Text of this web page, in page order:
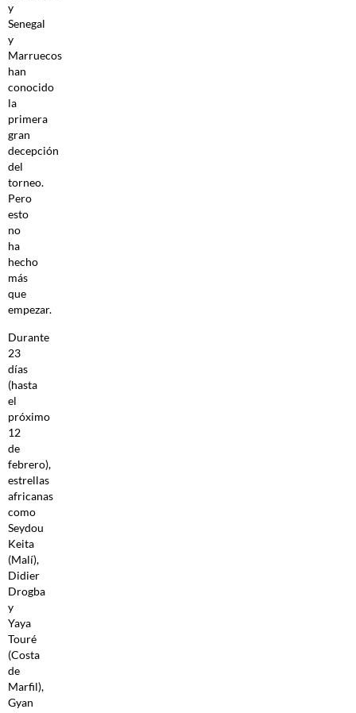
y
Senegal
y
Marruecos
han
conocido
la
primera
gran
decepción
del
torneo.
Pero
esto
no
ha
hecho
más
que
empezar.
Durante
23
días
(hasta
el
próximo
12
de
febrero),
estrellas
africanas
como
Seydou
Keita
(Malí),
Didier
Drogba
y
Yaya
Touré
(Costa
de
Marfil),
Gyan